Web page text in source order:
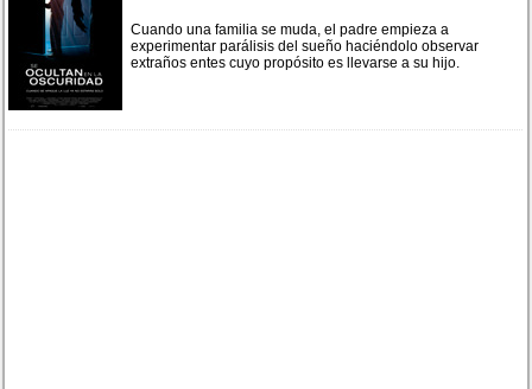
Cuando una familia se muda, el padre empieza a
experimentar parálisis del sueño haciéndolo observar
extraños entes cuyo propósito es llevarse a su hijo.